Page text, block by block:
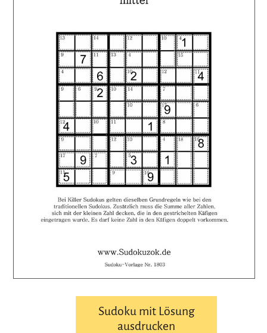
Sudoku mit Lösung
ausdrucken